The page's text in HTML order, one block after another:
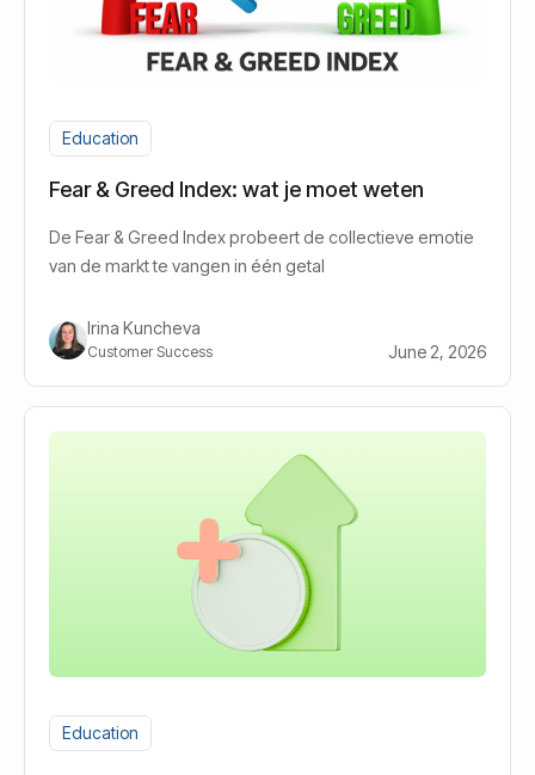
Education
Fear & Greed Index: wat je moet weten
De Fear & Greed Index probeert de collectieve emotie
van de markt te vangen in één getal
Irina Kuncheva
Customer Success June 2, 2026
Education